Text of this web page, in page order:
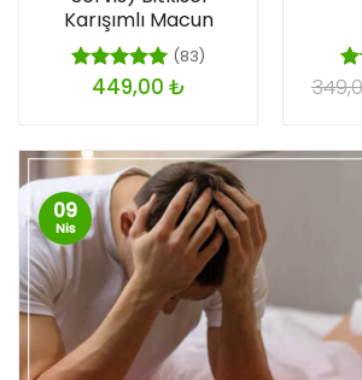
Karışımlı Macun
5 üzerinden
(83)
449,00 ₺
5
09
Nis